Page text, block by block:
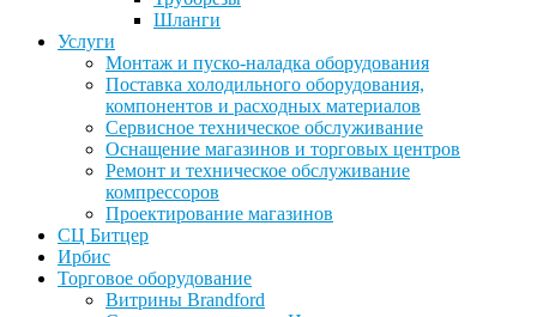
Шланги
Услуги
Монтаж и пуско-наладка оборудования
Поставка холодильного оборудования,
компонентов и расходных материалов
Сервисное техническое обслуживание
Оснащение магазинов и торговых центров
Ремонт и техническое обслуживание
компрессоров
Проектирование магазинов
СЦ Битцер
Ирбис
Торговое оборудование
Витрины Brandford